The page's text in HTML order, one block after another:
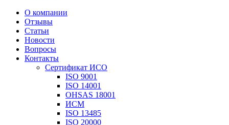
О компании
Отзывы
Статьи
Новости
Вопросы
Контакты
Сертификат ИСО
ISO 9001
ISO 14001
OHSAS 18001
ИСМ
ISO 13485
ISO 20000